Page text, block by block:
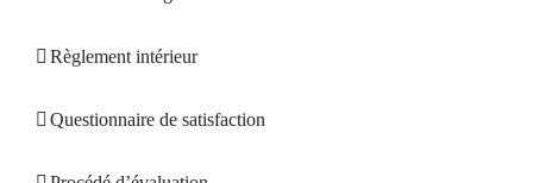
Règlement intérieur
Questionnaire de satisfaction